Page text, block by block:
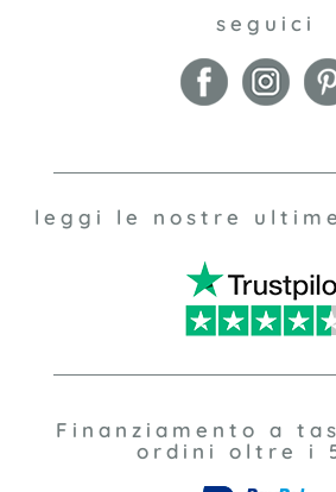
seguici
leggi le nostre
Finanziamento a
ordini oltre i